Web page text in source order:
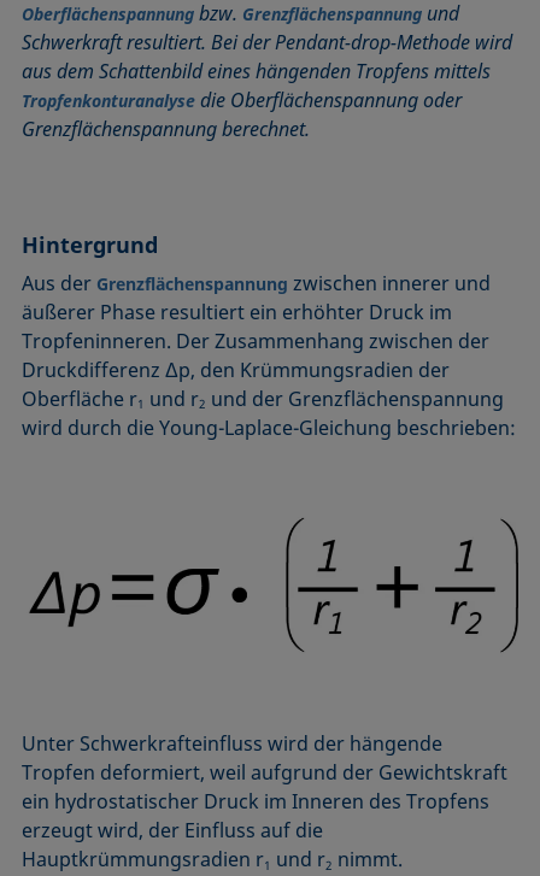
Benetzbarkeit
Benetzte Länge
Benetzung
Blasendruck-Tensiometer
Diffusionskoeffizient
Dispersiver Anteil
Dreiphasenpunkt
Dynamische Oberflächenspannung
Dynamischer Kontaktwinkel
Emulsion
Kegelschnittmethode
Kohäsionsarbeit
Kontaktwinkel
Kreismethode
Laplace-Druck
Liegender Tropfen (sessile drop)
Liquid Needle
Lotuseffekt
Meniskus-Methode
Methode nach Oss und Good
Methode nach Zisman
Mizelle
Oberflächenspannung
Rückzugswinkel
Schaum
Schaumbildner
Spinning-Drop-Tensiometer
Stabmethode
Stalagmometer
Statische Oberflächenspannung
Statischer Kontaktwinkel
Stood-up Drop
Oberflächenspannung bzw. Grenzflächenspannung und
Schwerkraft resultiert. Bei der Pendant-drop-Methode wird
aus dem Schattenbild eines hängenden Tropfens mittels
Tropfenkonturanalyse die Oberflächenspannung oder
Grenzflächenspannung berechnet.
Hintergrund
Aus der Grenzflächenspannung zwischen innerer und
äußerer Phase resultiert ein erhöhter Druck im
Tropfeninneren. Der Zusammenhang zwischen der
Druckdifferenz Δp, den Krümmungsradien der
Oberfläche r1 und r2 und der Grenzflächenspannung
wird durch die Young-Laplace-Gleichung beschrieben:
Unter Schwerkrafteinfluss wird der hängende
Tropfen deformiert, weil aufgrund der Gewichtskraft
ein hydrostatischer Druck im Inneren des Tropfens
erzeugt wird, der Einfluss auf die
Hauptkrümmungsradien r1 und r2 nimmt.